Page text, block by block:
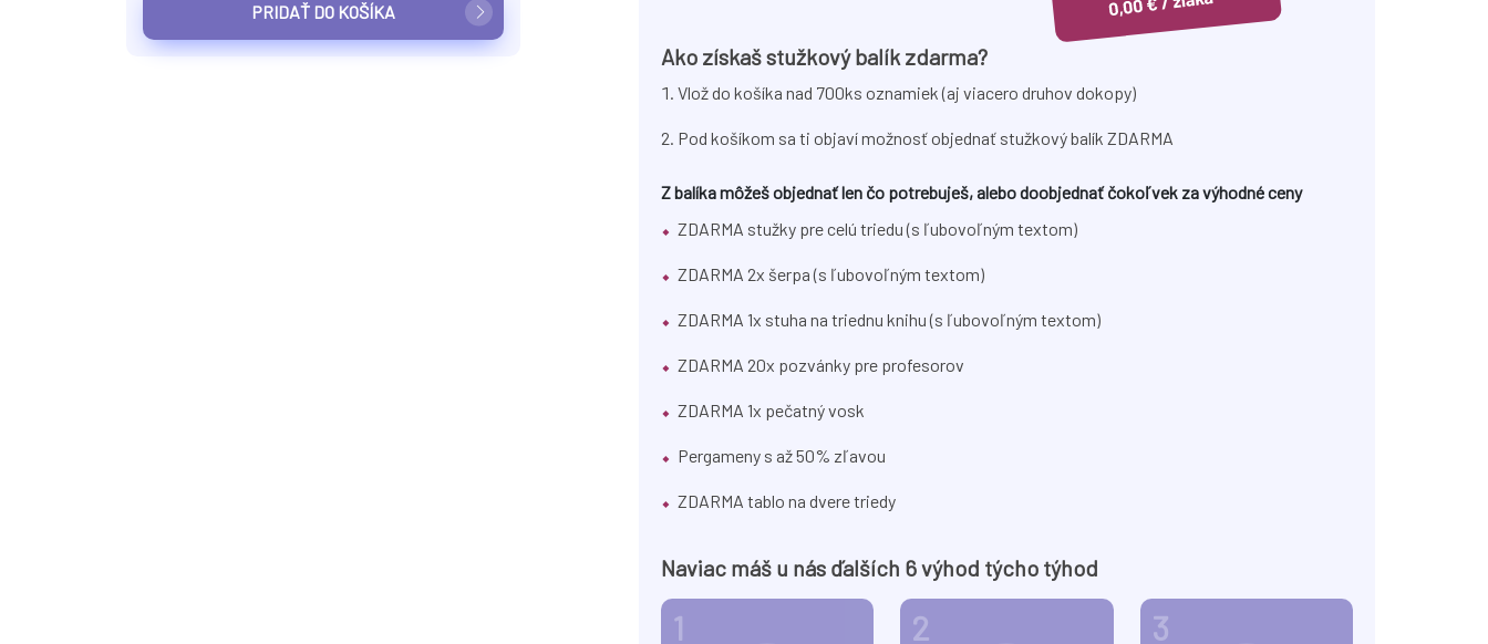
PRIDAŤ DO KOŠÍKA
Ako získaš stužkový balík zdarma?
Vlož do košíka nad 700ks oznamiek (aj viacero druhov dokopy)
Pod košíkom sa ti objaví možnosť objednať stužkový balík ZDARMA
Z balíka môžeš objednať len čo potrebuješ, alebo doobjednať čokoľvek za výhodné ceny
ZDARMA stužky pre celú triedu (s ľubovoľným textom)
ZDARMA 2x šerpa (s ľubovoľným textom)
ZDARMA 1x stuha na triednu knihu (s ľubovoľným textom)
ZDARMA 20x pozvánky pre profesorov
ZDARMA 1x pečatný vosk
Pergameny s až 50% zľavou
ZDARMA tablo na dvere triedy
Naviac máš u nás ďalších 6 výhod týcho týhod
1 2 3